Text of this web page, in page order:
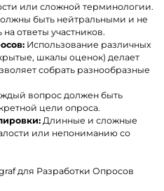
или сложной терминологии.
быть нейтральными и не
ответы участников.
Использование различных
шкалы оценок) делает
собрать разнообразные
вопрос должен быть
цели опроса.
Длинные и сложные
или непониманию со
для Разработки Опросов